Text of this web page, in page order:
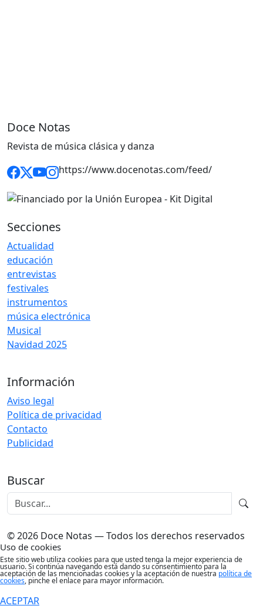
Doce Notas
Revista de música clásica y danza
https://www.docenotas.com/feed/
Secciones
Actualidad
educación
entrevistas
festivales
instrumentos
música electrónica
Musical
Navidad 2025
Información
Aviso legal
Política de privacidad
Contacto
Publicidad
Buscar
© 2026 Doce Notas — Todos los derechos reservados
Uso de cookies
Este sitio web utiliza cookies para que usted tenga la mejor experiencia de
usuario. Si continúa navegando está dando su consentimiento para la
aceptación de las mencionadas cookies y la aceptación de nuestra política de
cookies, pinche el enlace para mayor información.
ACEPTAR